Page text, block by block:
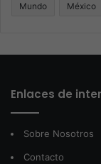
Mundo México
Enlaces de
Sobre Nosotros
Contacto